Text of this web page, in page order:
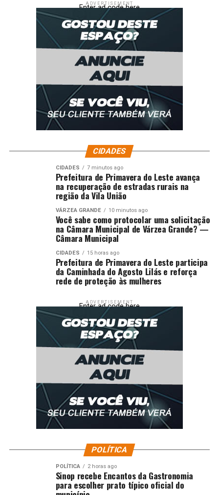
ADVERTISEMENT
Enter ad code here
CIDADES
CIDADES 7 minutos ago
Prefeitura de Primavera do Leste avança
na recuperação de estradas rurais na
região da Vila União
VÁRZEA GRANDE 10 minutos ago
Você sabe como protocolar uma solicitação
na Câmara Municipal de Várzea Grande? —
Câmara Municipal
CIDADES 15 horas ago
Prefeitura de Primavera do Leste participa
da Caminhada do Agosto Lilás e reforça
rede de proteção às mulheres
ADVERTISEMENT
Enter ad code here
POLÍTICA
POLÍTICA 2 horas ago
Sinop recebe Encantos da Gastronomia
para escolher prato típico oficial do